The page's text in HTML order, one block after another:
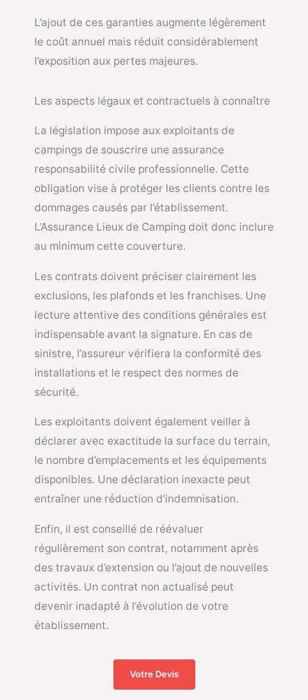
L’ajout de ces garanties augmente légèrement
le coût annuel mais réduit considérablement
l’exposition aux pertes majeures.
Les aspects légaux et contractuels à connaître
La législation impose aux exploitants de
campings de souscrire une assurance
responsabilité civile professionnelle. Cette
obligation vise à protéger les clients contre les
dommages causés par l’établissement.
L’Assurance Lieux de Camping doit donc inclure
au minimum cette couverture.
Les contrats doivent préciser clairement les
exclusions, les plafonds et les franchises. Une
lecture attentive des conditions générales est
indispensable avant la signature. En cas de
sinistre, l’assureur vérifiera la conformité des
installations et le respect des normes de
sécurité.
Les exploitants doivent également veiller à
déclarer avec exactitude la surface du terrain,
le nombre d’emplacements et les équipements
disponibles. Une déclaration inexacte peut
entraîner une réduction d’indemnisation.
Enfin, il est conseillé de réévaluer
régulièrement son contrat, notamment après
des travaux d’extension ou l’ajout de nouvelles
activités. Un contrat non actualisé peut
devenir inadapté à l’évolution de votre
établissement.
Votre Devis